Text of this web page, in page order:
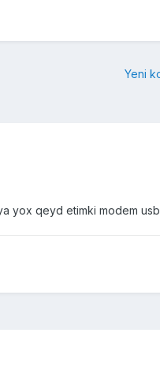
Yeni
yox qeyd etimki modem